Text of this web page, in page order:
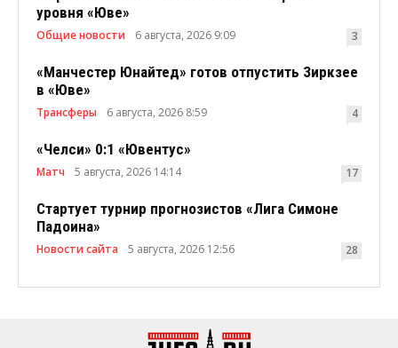
уровня «Юве»
Общие новости 6 августа, 2026 9:09 3
«Манчестер Юнайтед» готов отпустить Зиркзее
в «Юве»
Трансферы 6 августа, 2026 8:59 4
«Челси» 0:1 «Ювентус»
Матч 5 августа, 2026 14:14 17
Стартует турнир прогнозистов «Лига Симоне
Падоина»
Новости сайта 5 августа, 2026 12:56 28